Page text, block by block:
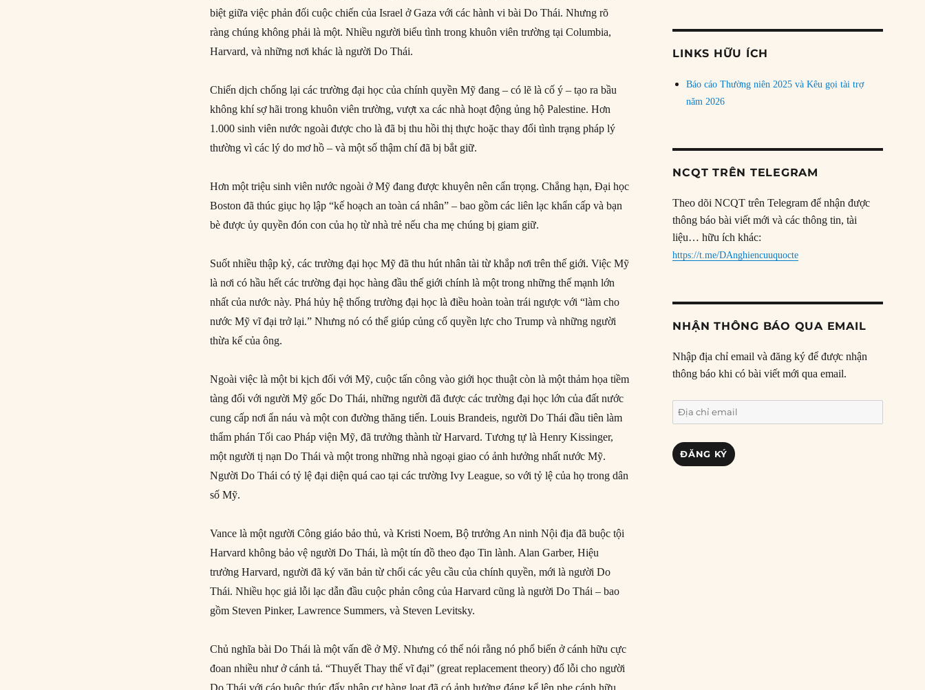
biệt giữa việc phản đối cuộc chiến của Israel ở Gaza với các hành vi bài Do Thái. Nhưng rõ
ràng chúng không phải là một. Nhiều người biểu tình trong khuôn viên trường tại Columbia,
Harvard, và những nơi khác là người Do Thái.
Chiến dịch chống lại các trường đại học của chính quyền Mỹ đang – có lẽ là cố ý – tạo ra bầu
không khí sợ hãi trong khuôn viên trường, vượt xa các nhà hoạt động ủng hộ Palestine. Hơn
1.000 sinh viên nước ngoài được cho là đã bị thu hồi thị thực hoặc thay đổi tình trạng pháp lý
thường vì các lý do mơ hồ – và một số thậm chí đã bị bắt giữ.
Hơn một triệu sinh viên nước ngoài ở Mỹ đang được khuyên nên cẩn trọng. Chẳng hạn, Đại học
Boston đã thúc giục họ lập “kế hoạch an toàn cá nhân” – bao gồm các liên lạc khẩn cấp và bạn
bè được ủy quyền đón con của họ từ nhà trẻ nếu cha mẹ chúng bị giam giữ.
Suốt nhiều thập kỷ, các trường đại học Mỹ đã thu hút nhân tài từ khắp nơi trên thế giới. Việc Mỹ
là nơi có hầu hết các trường đại học hàng đầu thế giới chính là một trong những thế mạnh lớn
nhất của nước này. Phá hủy hệ thống trường đại học là điều hoàn toàn trái ngược với “làm cho
nước Mỹ vĩ đại trở lại.” Nhưng nó có thể giúp củng cố quyền lực cho Trump và những người
thừa kế của ông.
Ngoài việc là một bi kịch đối với Mỹ, cuộc tấn công vào giới học thuật còn là một thảm họa tiềm
tàng đối với người Mỹ gốc Do Thái, những người đã được các trường đại học lớn của đất nước
cung cấp nơi ẩn náu và một con đường thăng tiến. Louis Brandeis, người Do Thái đầu tiên làm
thẩm phán Tối cao Pháp viện Mỹ, đã trưởng thành từ Harvard. Tương tự là Henry Kissinger,
một người tị nạn Do Thái và một trong những nhà ngoại giao có ảnh hưởng nhất nước Mỹ.
Người Do Thái có tỷ lệ đại diện quá cao tại các trường Ivy League, so với tỷ lệ của họ trong dân
số Mỹ.
Vance là một người Công giáo bảo thủ, và Kristi Noem, Bộ trưởng An ninh Nội địa đã buộc tội
Harvard không bảo vệ người Do Thái, là một tín đồ theo đạo Tin lành. Alan Garber, Hiệu
trưởng Harvard, người đã ký văn bản từ chối các yêu cầu của chính quyền, mới là người Do
Thái. Nhiều học giả lỗi lạc dẫn đầu cuộc phản công của Harvard cũng là người Do Thái – bao
gồm Steven Pinker, Lawrence Summers, và Steven Levitsky.
Chủ nghĩa bài Do Thái là một vấn đề ở Mỹ. Nhưng có thể nói rằng nó phổ biến ở cánh hữu cực
đoan nhiều như ở cánh tả. “Thuyết Thay thế vĩ đại” (great replacement theory) đổ lỗi cho người
Do Thái với cáo buộc thúc đẩy nhập cư hàng loạt đã có ảnh hưởng đáng kể lên phe cánh hữu
chủ
LINKS HỮU ÍCH
Báo cáo Thường niên 2025 và Kêu gọi tài trợ
năm 2026
NCQT TRÊN TELEGRAM
Theo dõi NCQT trên Telegram để nhận được
thông báo bài viết mới và các thông tin, tài
liệu… hữu ích khác:
https://t.me/DAnghiencuuquocte
NHẬN THÔNG BÁO QUA EMAIL
Nhập địa chỉ email và đăng ký để được nhận
thông báo khi có bài viết mới qua email.
Địa
chỉ
email
ĐĂNG KÝ